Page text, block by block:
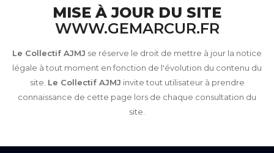
MISE À JOUR DU SITE
WWW.GEMARCUR.FR
Le Collectif AJMJ se réserve le droit de mettre à jour la notice
légale à tout moment en fonction de l'évolution du contenu du
site. Le Collectif AJMJ invite tout utilisateur à prendre
connaissance de cette page lors de chaque consultation du
site.